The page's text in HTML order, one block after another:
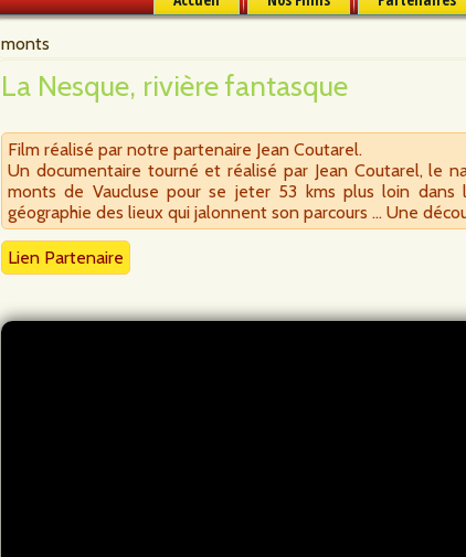
monts
La Nesque, rivière fantasque
Film réalisé par notre partenaire Jean Coutarel.
Un documentaire tourné et réalisé par Jean Coutarel, le
monts de Vaucluse pour se jeter 53 kms plus loin dans
géographie des lieux qui jalonnent son parcours … Une
Lien Partenaire